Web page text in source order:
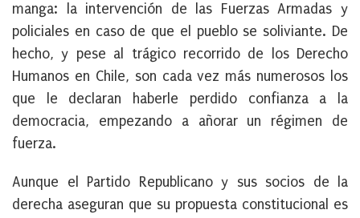
manga: la intervención de las Fuerzas Armadas y
policiales en caso de que el pueblo se soliviante. De
hecho, y pese al trágico recorrido de los Derecho
Humanos en Chile, son cada vez más numerosos los
que le declaran haberle perdido confianza a la
democracia, empezando a añorar un régimen de
fuerza.
Aunque el Partido Republicano y sus socios de la
derecha aseguran que su propuesta constitucional es